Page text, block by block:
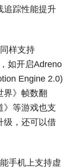
追踪性能提升
样支持
如开启Adreno
Engine 2.0)
界》帧数翻
》等游戏也支
级，还可以借
手机上支持虚